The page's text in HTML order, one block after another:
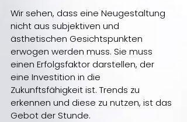
Wir sehen, dass eine Neugestaltung
nicht aus subjektiven und
ästhetischen Gesichtspunkten
erwogen werden muss. Sie muss
einen Erfolgsfaktor darstellen, der
eine Investition in die
Zukunftsfähigkeit ist. Trends zu
erkennen und diese zu nutzen, ist das
Gebot der Stunde.